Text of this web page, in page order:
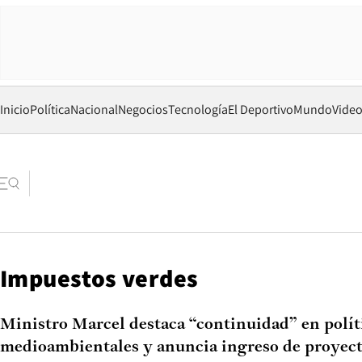
InicioPolíticaNacionalNegociosTecnologíaEl DeportivoMundo
Impuestos verdes
Ministro Marcel destaca “continuidad” en
medioambientales y anuncia ingreso de